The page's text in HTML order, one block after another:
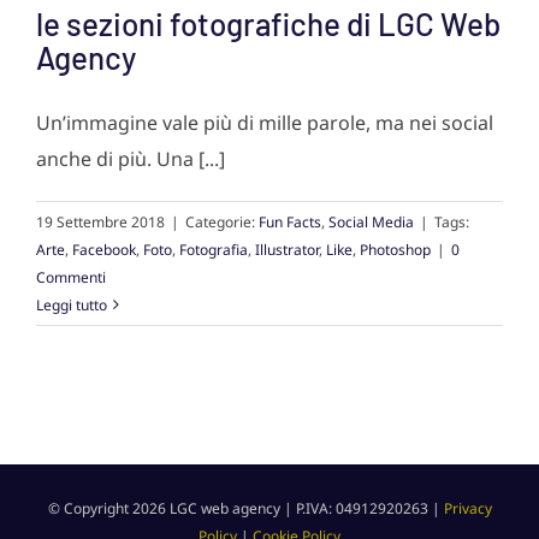
le sezioni fotografiche di LGC Web
Agency
Un’immagine vale più di mille parole, ma nei social
anche di più. Una [...]
19 Settembre 2018 | Categorie: Fun Facts, Social Media | Tags:
Arte, Facebook, Foto, Fotografia, Illustrator, Like, Photoshop | 0
Commenti
Leggi tutto
© Copyright2026 LGC web agency | P.IVA: 04912920263 | Privacy